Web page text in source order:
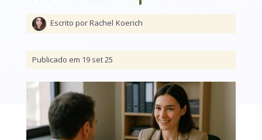
Escrito por Rachel Koerich
Publicado em 19 set 25